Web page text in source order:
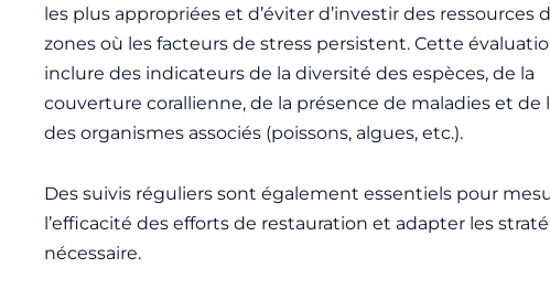
les plus appropriées et d’éviter d’investir des ressources
zones où les facteurs de stress persistent. Cette
inclure des indicateurs de la diversité des espèces, de la
couverture corallienne, de la présence de maladies et de
des organismes associés (poissons, algues, etc.).
Des suivis réguliers sont également essentiels pour
l’efficacité des efforts de restauration et adapter les
nécessaire.